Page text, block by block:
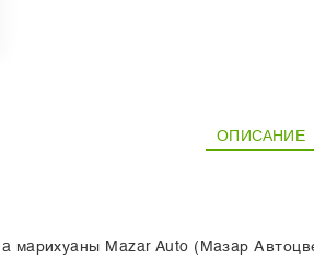
ОПИСАНИЕ
Mazar Auto (Мазар